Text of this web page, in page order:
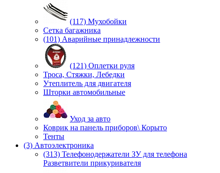
(117) Мухобойки
Сетка багажника
(101) Аварийные принадлежности
(121) Оплетки руля
Троса, Стяжки, Лебедки
Утеплитель для двигателя
Шторки автомобильные
Уход за авто
Коврик на панель приборов\ Корыто
Тенты
(3) Автоэлектроника
(313) Телефонодержатели ЗУ для телефона
Разветвители прикуривателя